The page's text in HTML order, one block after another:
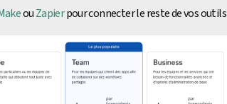
ouZapierpour connecter le reste de vos outils